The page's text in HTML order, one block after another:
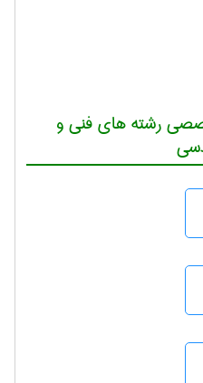
رشته های فنی و